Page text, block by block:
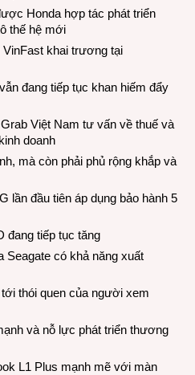
Honda hợp tác phát triển
thế hệ mới
khai trương tại
đang tiếp tục khan hiếm đẩy
Việt Nam tư vấn về thuế và
doanh
mà còn phải phủ rộng khắp và
lần đầu tiên áp dụng bảo hành 5
đang tiếp tục tăng
có khả năng xuất
thói quen của người xem
và nỗ lực phát triển thương
L1 Plus mạnh mẽ với màn